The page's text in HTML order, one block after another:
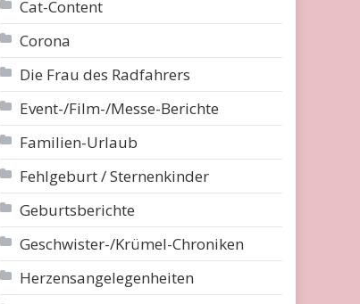
Cat-Content
Corona
Die Frau des Radfahrers
Event-/Film-/Messe-Berichte
Familien-Urlaub
Fehlgeburt / Sternenkinder
Geburtsberichte
Geschwister-/Krümel-Chroniken
Herzensangelegenheiten